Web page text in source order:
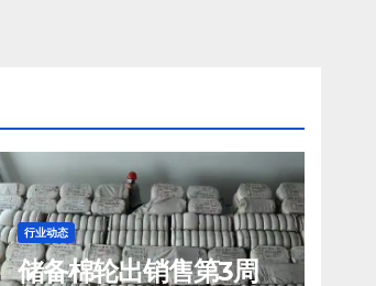
行业动态
储备棉轮出销售第3周